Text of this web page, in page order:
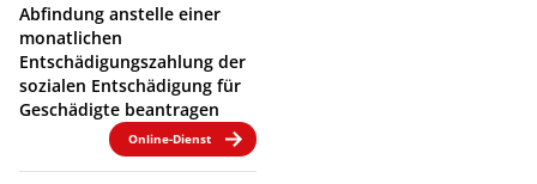
Abfindung anstelle einer
monatlichen
Entschädigungszahlung der
sozialen Entschädigung für
Geschädigte beantragen
Online-Dienst